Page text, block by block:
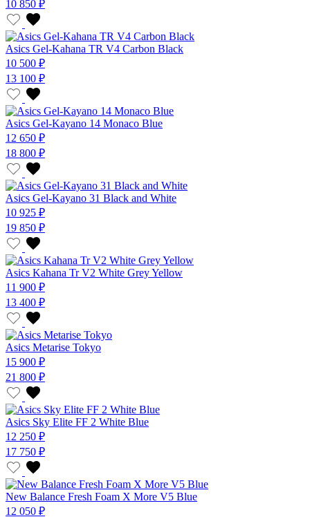
10 850 ₽
Asics Gel-Kahana TR V4 Carbon Black
10 500 ₽
13 100 ₽
Asics Gel-Kayano 14 Monaco Blue
12 650 ₽
18 800 ₽
Asics Gel-Kayano 31 Black and White
10 925 ₽
19 850 ₽
Asics Kahana Tr V2 White Grey Yellow
11 900 ₽
13 400 ₽
Asics Metarise Tokyo
15 900 ₽
21 800 ₽
Asics Sky Elite FF 2 White Blue
12 250 ₽
17 750 ₽
New Balance Fresh Foam X More V5 Blue
12 050 ₽